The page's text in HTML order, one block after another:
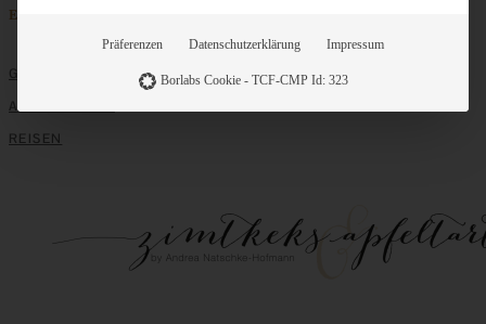
Entdecken
GRUNDLAGEN
ALLE REZEPTE
REISEN
Präferenzen Datenschutzerklärung Impressum
Borlabs Cookie - TCF-CMP Id: 323